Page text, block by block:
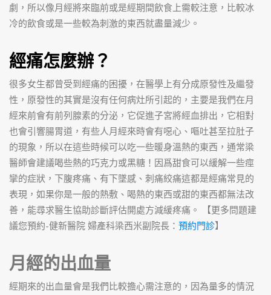
劇，所以像月經將來臨前或是經期間飲食上需較注意，比較冰
冷的飲食或是一些較為刺激的東西就盡量減少。
經痛怎麼辦？
很多女生都曾受到經痛的困擾，在醫學上有分成原發性及繼發
性，原發性的其實是沒有任何病灶所引起的，主要是我們在月
經來前會有前列腺素的分泌，它促進子宮將經血排出，它相對
也會引響腸胃道，有些人月經來時會有噁心、嘔吐甚至拉肚子
的現象，所以在這些時候可以吃一些暖身溫熱的東西，通常梁
醫師會建議喝些熱的巧克力或黑糖！因爲甜食可以緩解一些痙
攣的症狀，下腹疼痛、有下墜感、刺痛絞痛這都是經痛常見的
表現，如果你是一般的熱敷、喝熱的東西或甜的東西都無法改
善，能尋求醫生協助診斷評估開處方減緩疼痛。
【更多問題建
議您預約-健新醫院 婦產科梁西米副院長： 預約門診】
月經的出血量
經期來的出血量會是我們比較擔心需注意的，因為量多的情況